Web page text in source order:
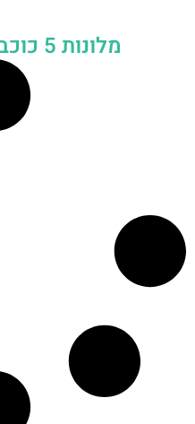
מלונות 5 כוכבים באיה נאפה